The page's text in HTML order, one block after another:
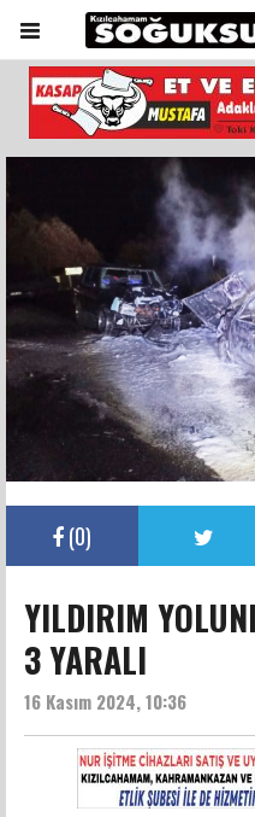
(0)
YILDIRIM
3 YARALI
16 Kasım 2024, 10:36